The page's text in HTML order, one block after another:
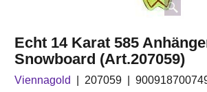
Echt 14 Karat 585
Snowboard (Art.207059)
Viennagold 207059